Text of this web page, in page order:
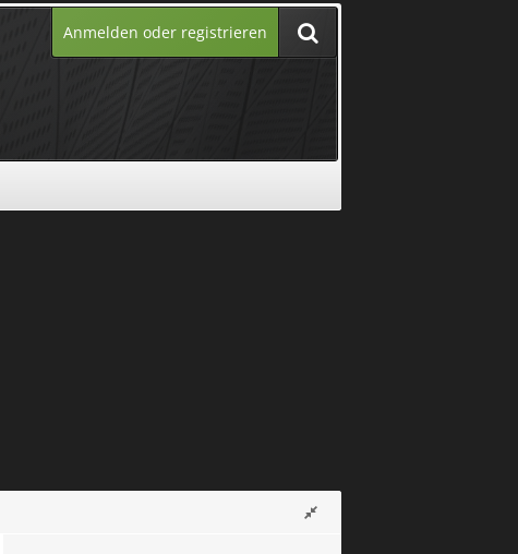
Anmelden oder registrieren